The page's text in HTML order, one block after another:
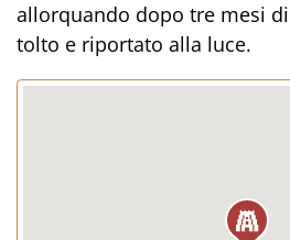
allorquando dopo tre mesi
tolto e riportato alla luce.